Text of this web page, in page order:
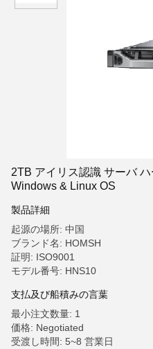
2TB アイリス認識 サーバ
Windows & Linux OS
製品詳細
起源の場所: 中国
ブランド名: HOMSH
証明: ISO9001
モデル番号: HNS10
支払及び船積みの言葉
最小注文数量: 1
価格: Negotiated
受渡し時間: 5~8 営業日